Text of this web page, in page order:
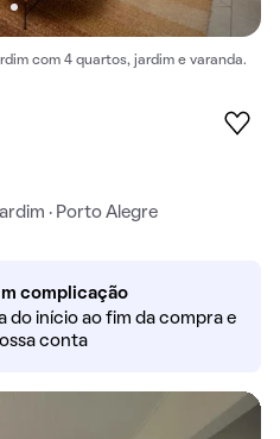
com 4 quartos, jardim e varanda.
· Porto Alegre
complicação
do início ao fim da compra e
conta